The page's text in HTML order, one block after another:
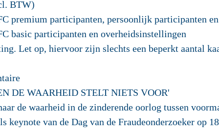
BTW)
participanten, persoonlijk participanten en
participanten en overheidsinstellingen
op, hiervoor zijn slechts een beperkt aantal
DE WAARHEID STELT NIETS VOOR'
de waarheid in de zinderende oorlog tussen
keynote van de Dag van de Fraudeonderzoeker op